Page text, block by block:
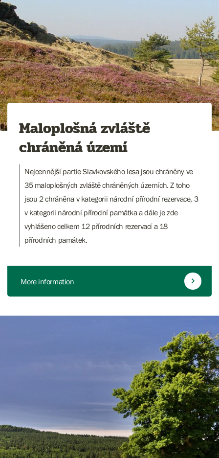
Maloplošná zvláště
chráněná území
Nejcennější partie Slavkovského lesa jsou chráněny ve
35 maloplošných zvláště chráněných územích. Z toho
jsou 2 chráněna v kategorii národní přírodní rezervace, 3
v kategorii národní přírodní památka a dále je zde
vyhlášeno celkem 12 přírodních rezervací a 18
přírodních památek.
More information